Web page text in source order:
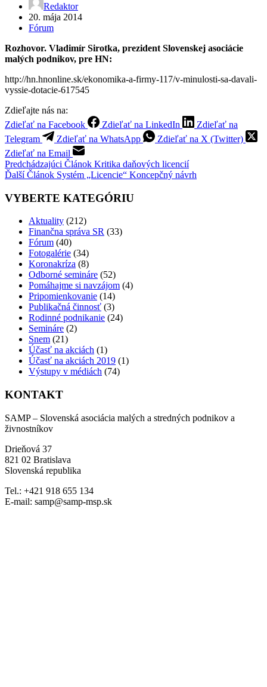
Redaktor
20. mája 2014
Fórum
Rozhovor. Vladimír Sirotka, prezident Slovenskej asociácie
malých podnikov, pre HN:
http://hn.hnonline.sk/ekonomika-a-firmy-117/v-minulosti-sa-davali-
vyssie-dotacie-617545
Zdieľajte nás na:
Zdieľať na Facebook
Zdieľať na LinkedIn
Zdieľať na
Telegram
Zdieľať na WhatsApp
Zdieľať na X (Twitter)
Zdieľať na Email
Predchádzajúci Článok Kritika daňových licencií
ĎalšíČlánok Systém „Licencie“ Koncepčný návrh
VYBERTE KATEGÓRIU
Aktuality (212)
Finančna správa SR (33)
Fórum (40)
Fotogalérie (34)
Koronakríza (8)
Odborné semináre (52)
Pomáhajme si navzájom (4)
Pripomienkovanie (14)
Publikačná činnosť (3)
Rodinné podnikanie (24)
Semináre (2)
Snem (21)
Účasť na akciách (1)
Účasť na akciách 2019 (1)
Výstupy v médiách (74)
KONTAKT
SAMP – Slovenská asociácia malých a stredných podnikov a
živnostníkov
Drieňová 37
821 02 Bratislava
Slovenská republika
Tel.: +421 918 655 134
E-mail: samp@samp-msp.sk